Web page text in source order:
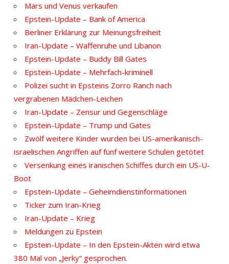
Mars und Venus verkaufen
Epstein-Update – Bank of America
Berliner Erklärung zur Meinungsfreiheit
Iran-Update – Waffenruhe und Libanon
Epstein-Update – Buddy Bill Gates
Epstein-Update – Mehrfach-kriminell
Polizei sucht in Epsteins Zorro Ranch nach
vergrabenen Mädchen-Leichen
Iran-Update – Zensur und Gegenschläge
Epstein-Update – Trump und Gates
Zwölf weitere Kinder wurden bei US-amerikanisch-
israelischen Angriffen auf fünf weitere Schulen getötet
Versenkung eines iranischen Schiffes durch ein US-U-
Boot
Epstein-Update – Geheimdienstinformationen
Ticker zum Iran-Krieg
Iran-Update – Krieg
Meldungen zu Epstein
Epstein-Update – In den Epstein-Akten wird etwa
380 Mal von „Jerky“ gesprochen.